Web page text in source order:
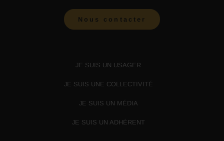
Nous contacter
JE SUIS UN USAGER
JE SUIS UNE COLLECTIVITÉ
JE SUIS UN MÉDIA
JE SUIS UN ADHÉRENT